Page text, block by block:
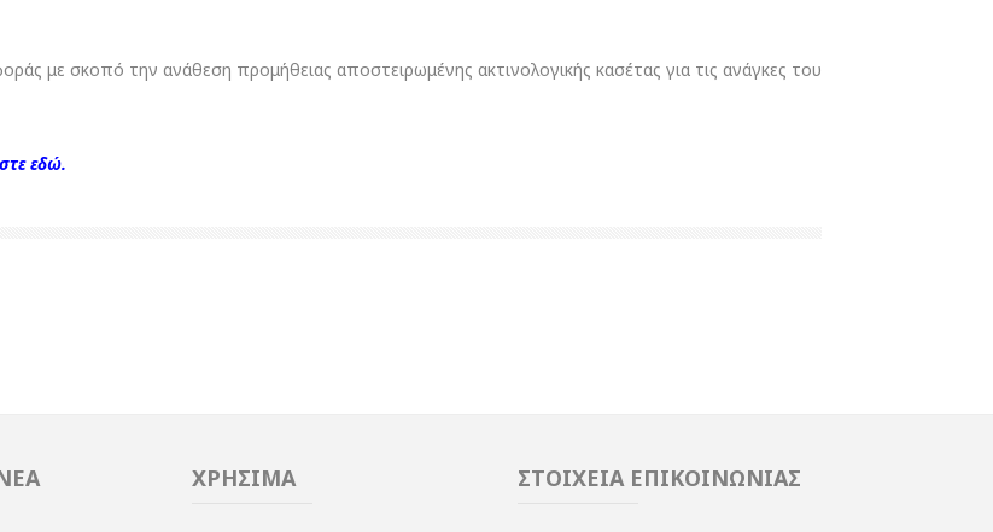
με σκοπό την ανάθεση προμήθειας αποστειρωμένης ακτινολογικής κασέτας για τις ανάγκες του
εδώ.
ΧΡΗΣΙΜΑ ΣΤΟΙΧΕΙΑ ΕΠΙΚΟΙΝΩΝΙΑΣ